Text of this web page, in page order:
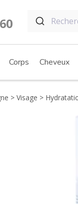
Corps Cheveux
Visage